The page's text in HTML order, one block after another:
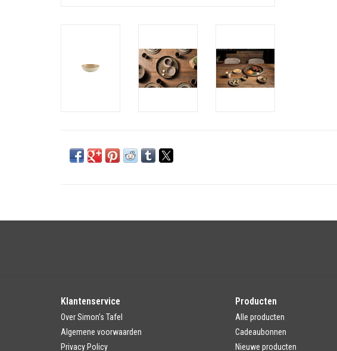
Klantenservice
Over Simon's Tafel
Algemene voorwaarden
Privacy Policy
Producten
Alle producten
Cadeaubonnen
Nieuwe producten